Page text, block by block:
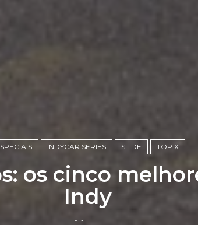
INDYCAR SERIES SLIDE TOP X
os cinco
Indy
-_-